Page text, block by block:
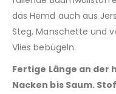
das Hemd auch aus
Steg, Manschette und
Vlies bebügeln.
Fertige Länge an der
Nacken bis Saum.